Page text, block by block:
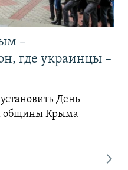
–
где украинцы –
День
общины Крыма